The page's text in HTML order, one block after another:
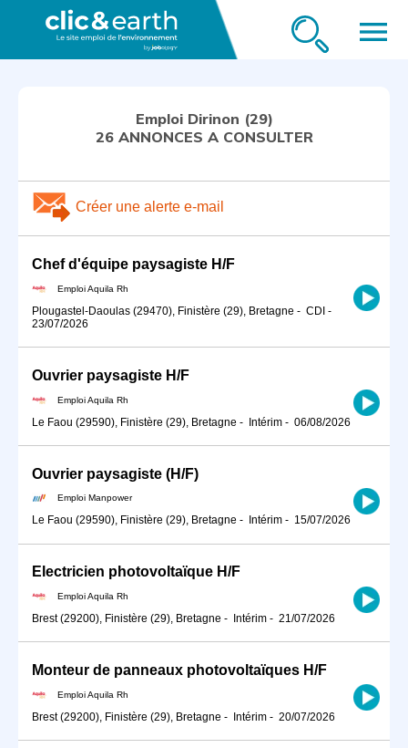
menu
Emploi Dirinon (29)
26 ANNONCES A CONSULTER
Créer une alerte e-mail
Chef d'équipe paysagiste H/F
Emploi Aquila Rh
Plougastel-Daoulas (29470), Finistère (29), Bretagne - CDI -
23/07/2026
Ouvrier paysagiste H/F
Emploi Aquila Rh
Le Faou (29590), Finistère (29), Bretagne - Intérim - 06/08/2026
Ouvrier paysagiste (H/F)
Emploi Manpower
Le Faou (29590), Finistère (29), Bretagne - Intérim - 15/07/2026
Electricien photovoltaïque H/F
Emploi Aquila Rh
Brest (29200), Finistère (29), Bretagne - Intérim - 21/07/2026
Monteur de panneaux photovoltaïques H/F
Emploi Aquila Rh
Brest (29200), Finistère (29), Bretagne - Intérim - 20/07/2026